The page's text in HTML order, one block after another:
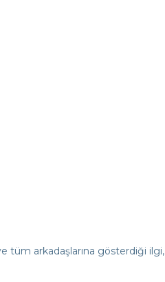
arkadaşlarına gösterdiği